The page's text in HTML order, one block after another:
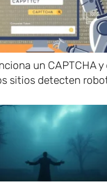
un CAPTCHA y
sitios detecten